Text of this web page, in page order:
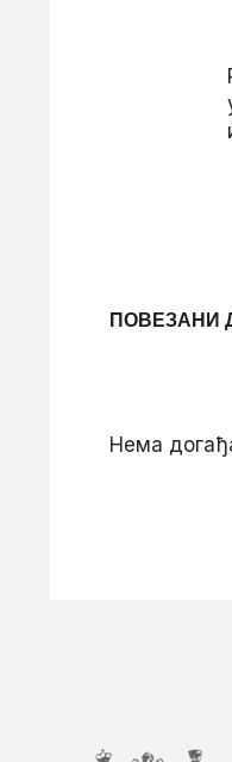
ПОВЕЗАНИ
Нема